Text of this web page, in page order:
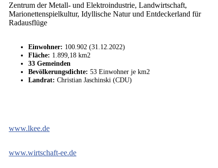
Zentrum der Metall- und Elektroindustrie, Landwirtschaft,
Marionettenspielkultur, Idyllische Natur und Entdeckerland für
Radausflüge
Einwohner: 100.902 (31.12.2022)
Fläche: 1.899,18 km2
33 Gemeinden
Bevölkerungsdichte: 53 Einwohner je km2
Landrat: Christian Jaschinski (CDU)
www.lkee.de
www.wirtschaft-ee.de